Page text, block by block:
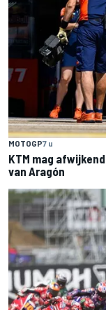
MOTOGP7 u
KTM mag
van Aragón